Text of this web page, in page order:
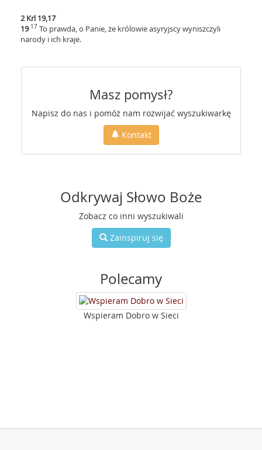
2 Krl 19,17
1917 To prawda, o Panie, że królowie asyryjscy wyniszczyli
narody i ich kraje.
Masz pomysł?
Napisz do nas i pomóż nam rozwijać wyszukiwarkę
Kontakt
Odkrywaj Słowo Boże
Zobacz co inni wyszukiwali
Zainspiruj się
Polecamy
Wspieram Dobro w Sieci